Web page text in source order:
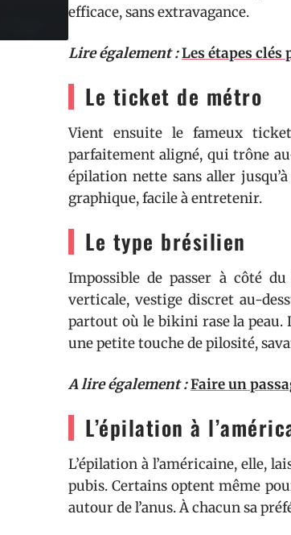
efficace, sans extravagance.
Lire également :Les étapes
Le ticket de métro
Vient ensuite le fameux
parfaitement aligné, qui trône
épilation nette sans aller
graphique, facile à entretenir.
Le type brésilien
Impossible de passer à côté
verticale, vestige discret au-
partout où le bikini rase la peau.
une petite touche de pilosité,
A lire également :Faire un
L’épilation à
L’épilation à l’américaine, elle,
pubis. Certains optent même
autour de l’anus. À chacun sa